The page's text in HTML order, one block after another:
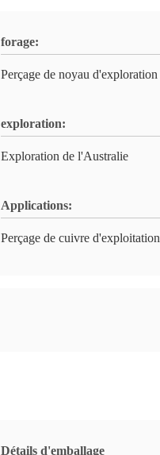
forage:
Perçage de noyau d'exploration
exploration:
Exploration de l'Australie
Applications:
Perçage de cuivre d'exploitation
Détails d'emballage